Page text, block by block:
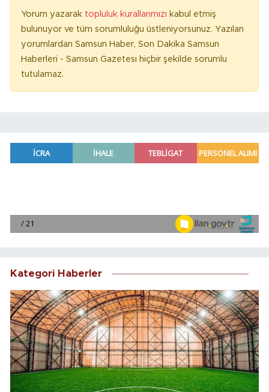
Yorum yazarak topluluk kurallarımızı kabul etmiş
bulunuyor ve tüm sorumluluğu üstleniyorsunuz. Yazılan
yorumlardan Samsun Haber, Son Dakika Samsun
Haberleri - Samsun Gazetesi hiçbir şekilde sorumlu
tutulamaz.
Kategori Haberler